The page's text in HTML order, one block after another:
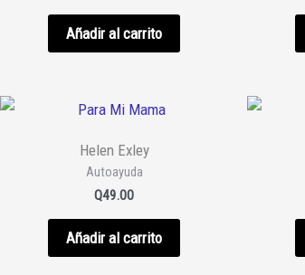
Añadir al carrito
Helen Exley
Autoayuda
Q49.00
Añadir al carrito